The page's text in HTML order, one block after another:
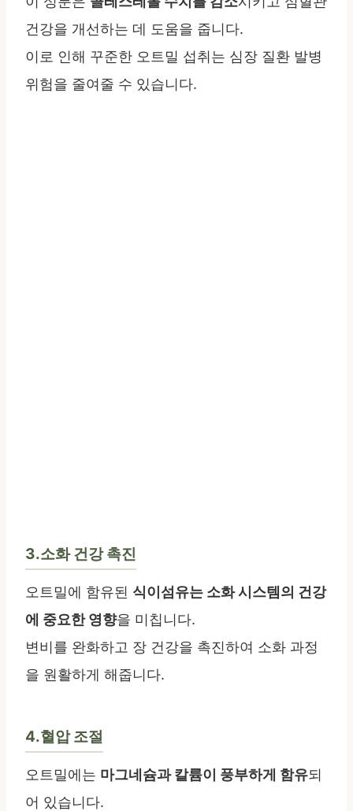
건강을 개선하는 데 도움을 줍니다.
이로 인해 꾸준한 오트밀 섭취는 심장 질환 발병
위험을 줄여줄 수 있습니다.
3.소화 건강 촉진
오트밀에 함유된 식이섬유는 소화 시스템의 건강
에 중요한 영향을 미칩니다.
변비를 완화하고 장 건강을 촉진하여 소화 과정
을 원활하게 해줍니다.
4.혈압 조절
오트밀에는 마그네슘과 칼륨이 풍부하게 함유되
어 있습니다.